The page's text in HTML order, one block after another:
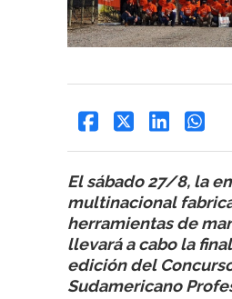
El sábado 27/8, la
multinacional
herramientas de
llevará a cabo la
edición del
Sudamericano